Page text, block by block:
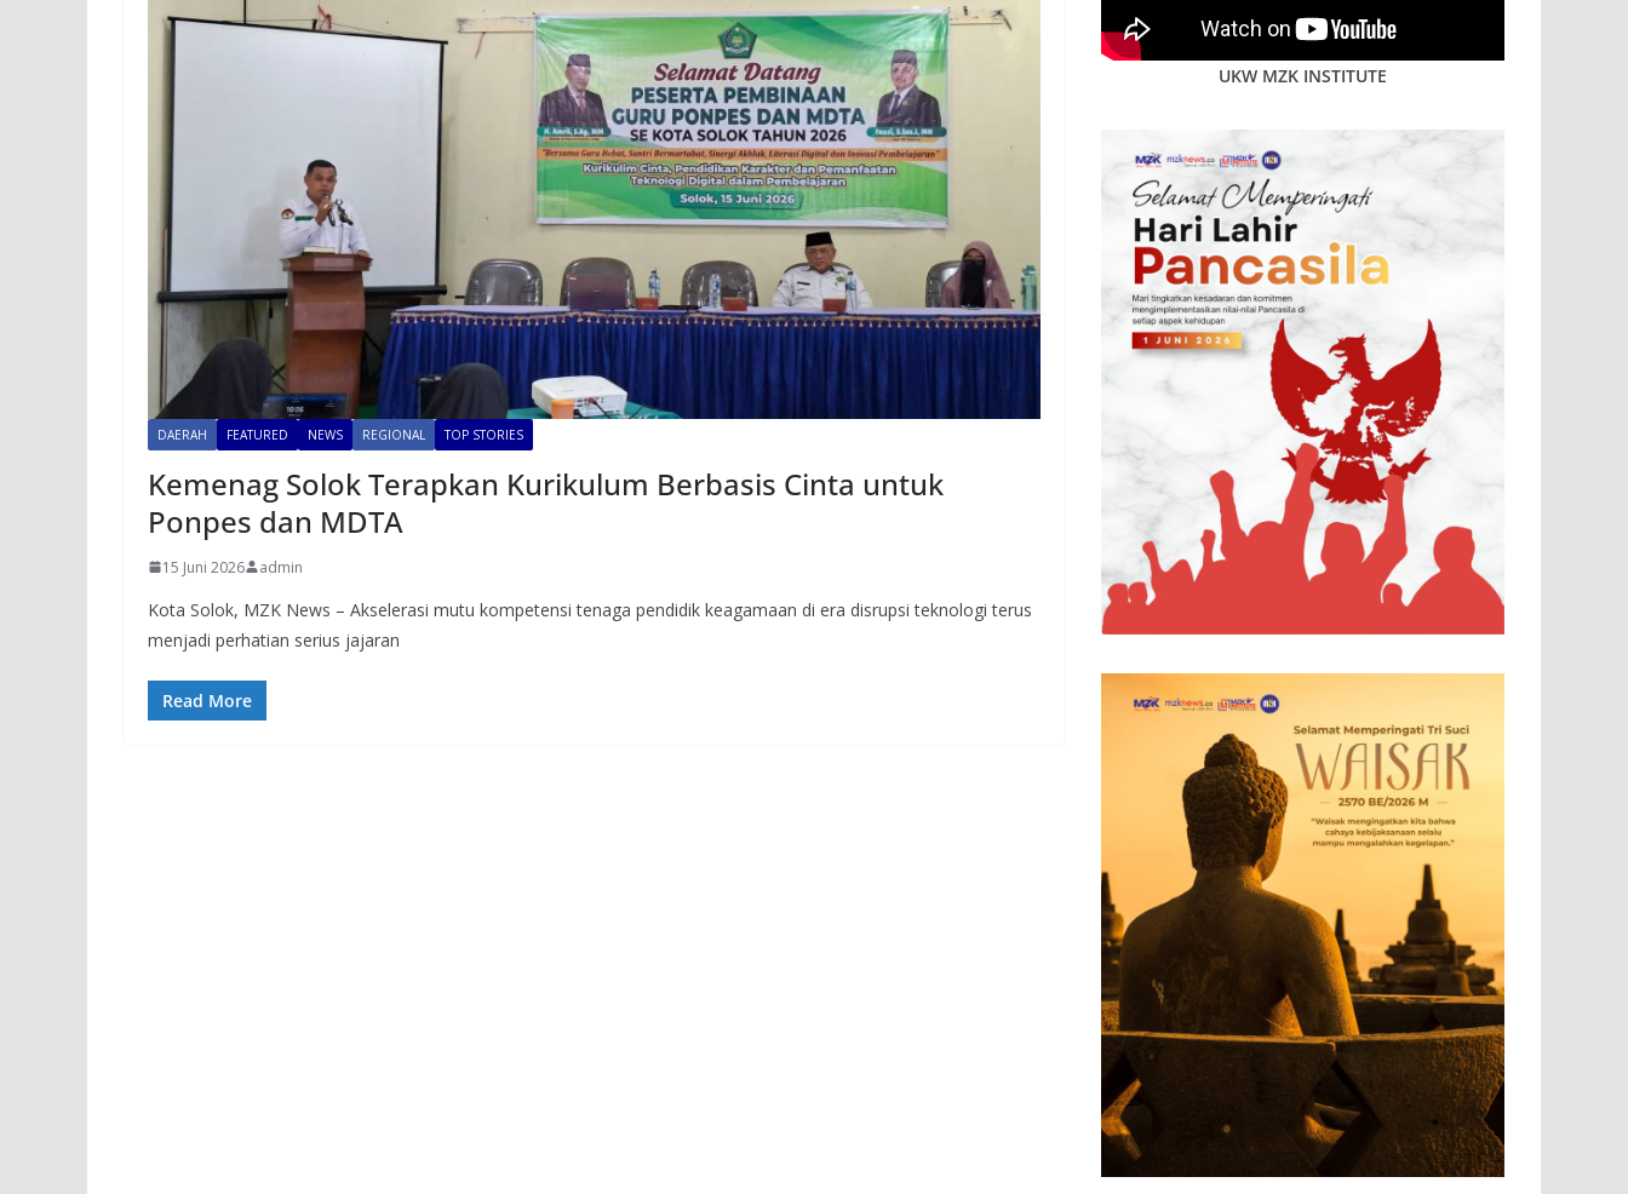
DAERAH FEATURED NEWS REGIONAL TOP STORIES
Kemenag Solok Terapkan Kurikulum Berbasis Cinta untuk
Ponpes dan MDTA
15 Juni 2026 admin
Kota Solok, MZK News – Akselerasi mutu kompetensi tenaga pendidik keagamaan di era disrupsi teknologi terus
menjadi perhatian serius jajaran
Read More
UKW MZK INSTITUTE